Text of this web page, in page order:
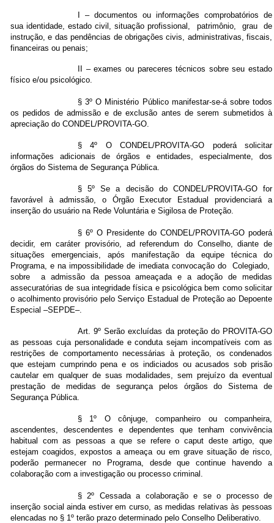
I – documentos ou informações comprobatórios de
sua identidade, estado civil, situação profissional, patrimônio, grau de
instrução, e das pendências de obrigações civis, administrativas, fiscais,
financeiras ou penais;
II – exames ou pareceres técnicos sobre seu estado
físico e/ou psicológico.
§ 3º O Ministério Público manifestar-se-á sobre todos
os pedidos de admissão e de exclusão antes de serem submetidos à
apreciação do CONDEL/PROVITA-GO.
§ 4º O CONDEL/PROVITA-GO poderá solicitar
informações adicionais de órgãos e entidades, especialmente, dos
órgãos do Sistema de Segurança Pública.
§ 5º Se a decisão do CONDEL/PROVITA-GO for
favorável à admissão, o Órgão Executor Estadual providenciará a
inserção do usuário na Rede Voluntária e Sigilosa de Proteção.
§ 6º O Presidente do CONDEL/PROVITA-GO poderá
decidir, em caráter provisório, ad referendum do Conselho, diante de
situações emergenciais, após manifestação da equipe técnica do
Programa, e na impossibilidade de imediata convocação do Colegiado,
sobre a admissão da pessoa ameaçada e a adoção de medidas
assecuratórias de sua integridade física e psicológica bem como solicitar
o acolhimento provisório pelo Serviço Estadual de Proteção ao Depoente
Especial –SEPDE–.
Art. 9º Serão excluídas da proteção do PROVITA-GO
as pessoas cuja personalidade e conduta sejam incompatíveis com as
restrições de comportamento necessárias à proteção, os condenados
que estejam cumprindo pena e os indiciados ou acusados sob prisão
cautelar em qualquer de suas modalidades, sem prejuízo da eventual
prestação de medidas de segurança pelos órgãos do Sistema de
Segurança Pública.
§ 1º O cônjuge, companheiro ou companheira,
ascendentes, descendentes e dependentes que tenham convivência
habitual com as pessoas a que se refere o caput deste artigo, que
estejam coagidos, expostos a ameaça ou em grave situação de risco,
poderão permanecer no Programa, desde que continue havendo a
colaboração com a investigação ou processo criminal.
§ 2º Cessada a colaboração e se o processo de
inserção social ainda estiver em curso, as medidas relativas às pessoas
elencadas no § 1º terão prazo determinado pelo Conselho Deliberativo.